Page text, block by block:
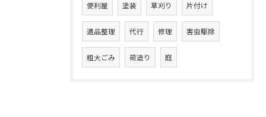
便利屋 塗装 草刈り 片付け
遺品整理 代行 修理 害虫駆除
粗大ごみ 荷造り 庭